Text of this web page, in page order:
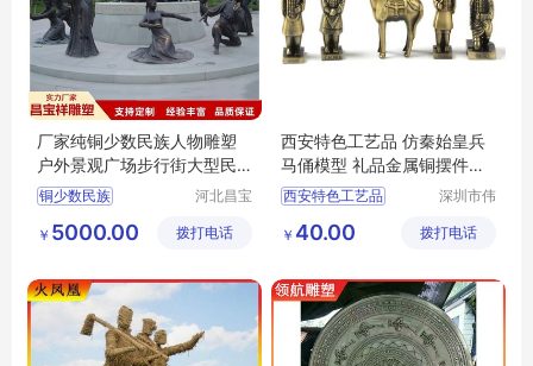
厂家纯铜少数民族人物雕塑
户外景观广场步行街大型民
族文化铜摆件
铜少数民族
河北昌宝
艺品制造
￥ 5000.00 拨打电话
西安特色工艺品 仿秦始皇兵
马俑模型 礼品金属铜摆件旅
游纪念品
西安特色工艺品
礼品金属铜摆件
深圳市伟
品有限公
￥ 40.00 拨打电话